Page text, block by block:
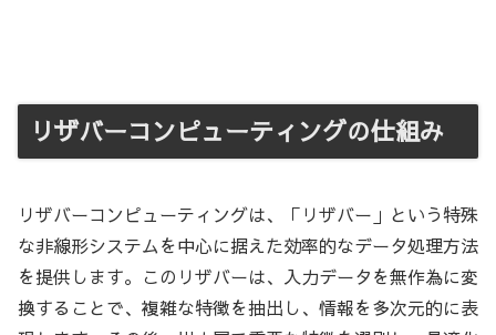
リザバーコンピューティングの仕組み
リザバーコンピューティングは、「リザバー」という特殊
な非線形システムを中心に据えた効率的なデータ処理方法
を提供します。このリザバーは、入力データを無作為に変
換することで、複雑な特徴を抽出し、情報を多次元的に表